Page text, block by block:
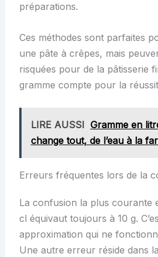
préparations.
Ces méthodes sont parfaites
une pâte à crêpes, mais
risquées pour de la pâtisserie
gramme compte pour la
LIRE AUSSI Gramme en
change tout, de l’eau à la
Erreurs fréquentes lors de la
La confusion la plus courante
cl équivaut toujours à 10 g.
approximation qui ne
Une autre erreur réside dans